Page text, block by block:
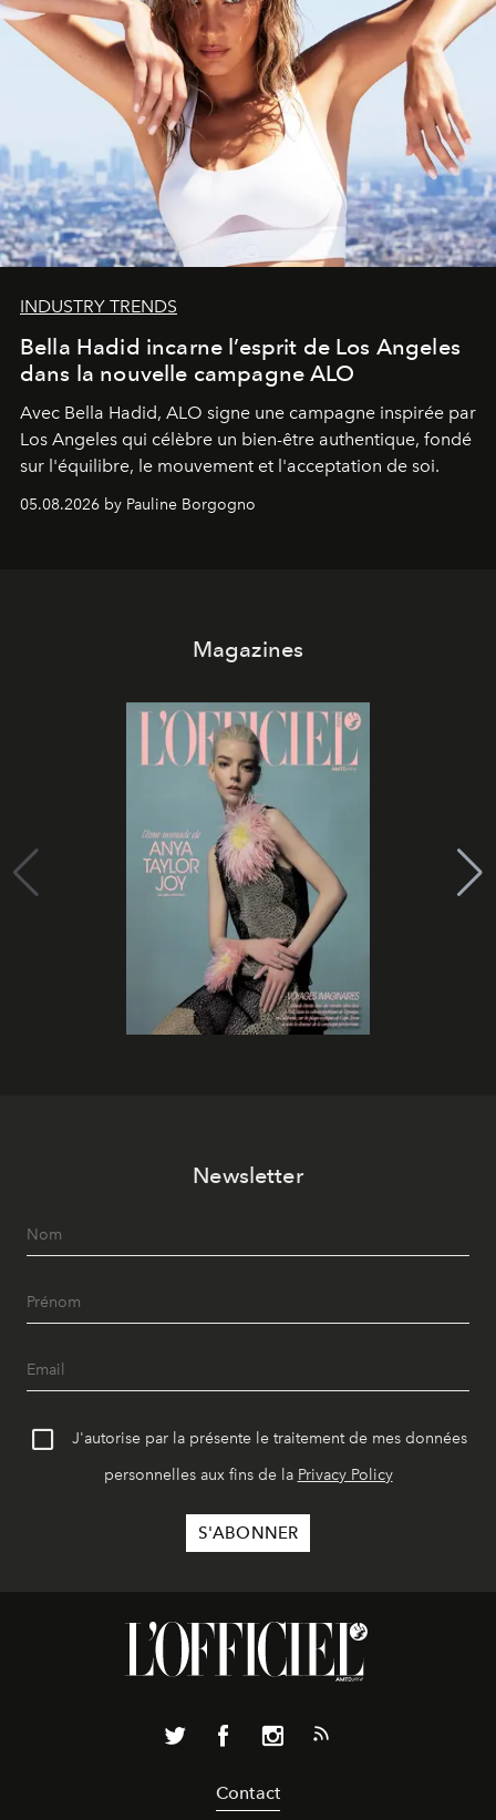
INDUSTRY TRENDS
Bella Hadid incarne l’esprit de Los Angeles
dans la nouvelle campagne ALO
Avec Bella Hadid, ALO signe une campagne inspirée par
Los Angeles qui célèbre un bien-être authentique, fondé
sur l'équilibre, le mouvement et l'acceptation de soi.
05.08.2026 by Pauline Borgogno
Magazines
Newsletter
J'autorise par la présente le traitement de mes données
personnelles aux fins de la Privacy Policy
Contact